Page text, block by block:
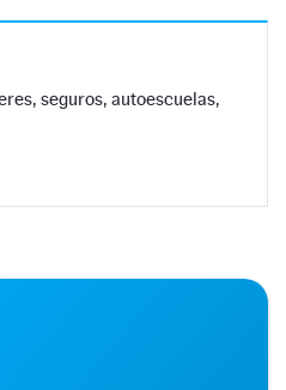
seguros, autoescuelas,